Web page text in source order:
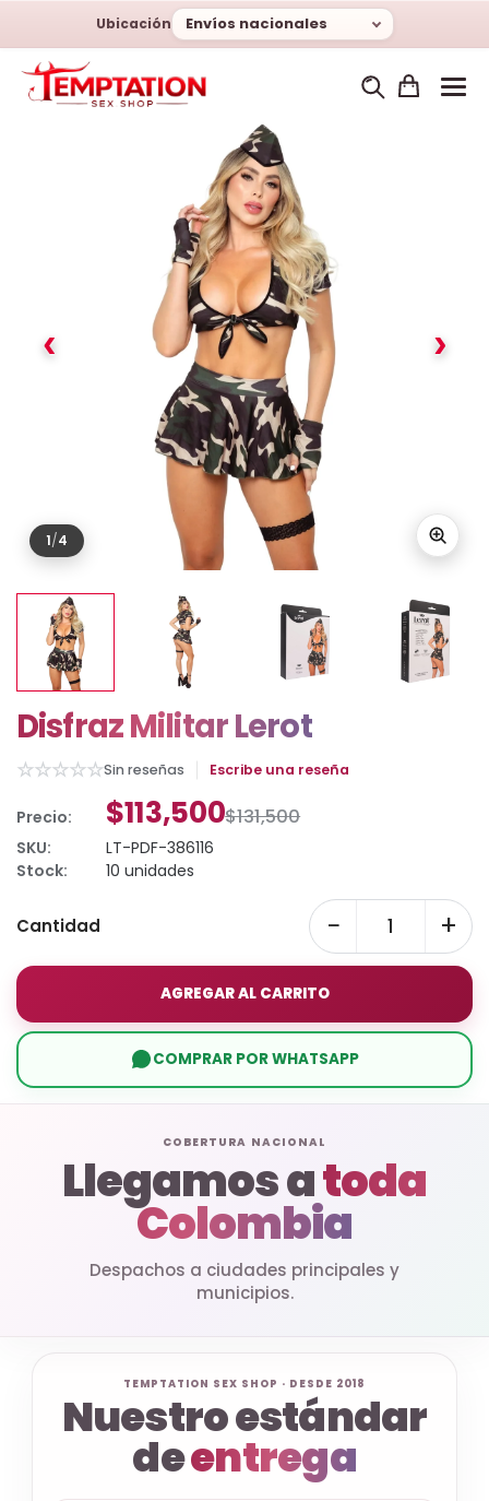
Ubicación Envíos nacionales
1/4
‹ ›
Disfraz Militar Lerot
☆☆☆☆☆Sin reseñas Escribe una reseña
Precio: $113,500$131,500
SKU:
LT-PDF-386116
Stock:
10 unidades
Cantidad − +
AGREGAR AL CARRITO
COMPRAR POR WHATSAPP
COBERTURA NACIONAL
Llegamos atoda
Colombia
Despachos a ciudades principales y
municipios.
TEMPTATION SEX SHOP · DESDE 2018
Nuestro estándar
deentrega